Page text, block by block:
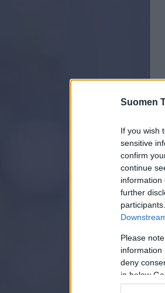
Suomen
If you wish
sensitive
confirm
continue
information
further
Please
information
deny
in below